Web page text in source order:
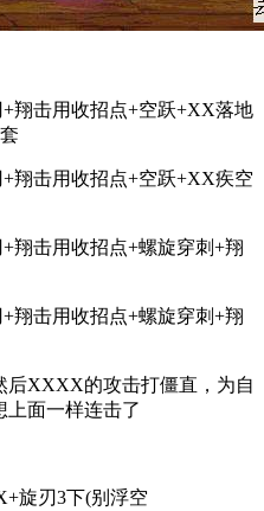
翔击用收招点+空跃+XX落地
翔击用收招点+空跃+XX疾空
翔击用收招点+螺旋穿刺+翔
翔击用收招点+螺旋穿刺+翔
后XXXX的攻击打僵直，为自
上面一样连击了
旋刃3下(别浮空